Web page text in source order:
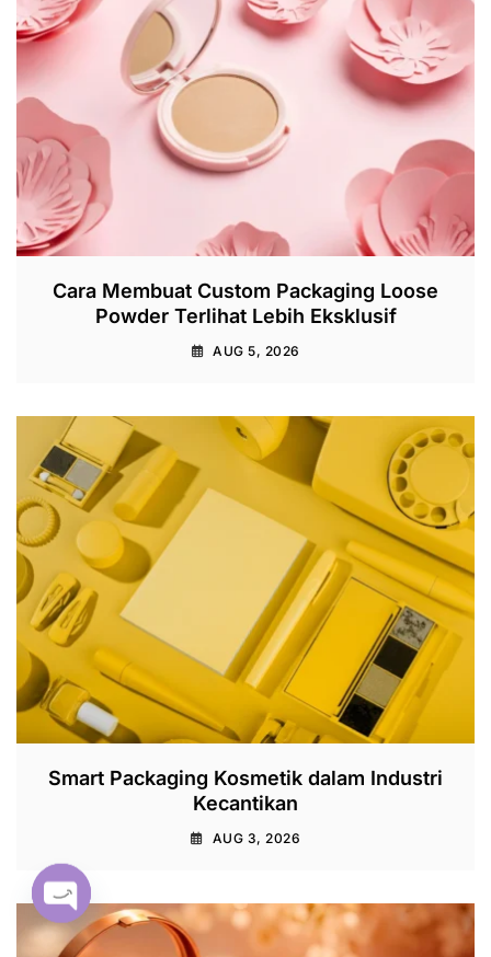
Cara Membuat Custom Packaging Loose
Powder Terlihat Lebih Eksklusif
AUG 5, 2026
Smart Packaging Kosmetik dalam Industri
Kecantikan
AUG 3, 2026
Open chaty